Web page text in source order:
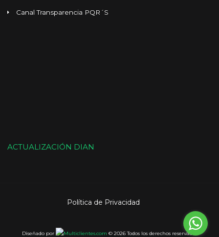
Canal Transparencia PQR´S
ACTUALIZACIÓN DIAN
Política de Privacidad
Diseñado por © 2026 Todos los derechos reservados